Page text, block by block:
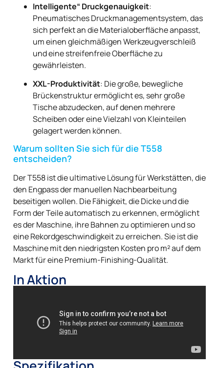
Intelligente“ Druckgenauigkeit:
Pneumatisches Druckmanagementsystem, das
sich perfekt an die Materialoberfläche anpasst,
um einen gleichmäßigen Werkzeugverschleiß
und eine streifenfreie Oberfläche zu
gewährleisten.
XXL-Produktivität: Die große, bewegliche
Brückenstruktur ermöglicht es, sehr große
Tische abzudecken, auf denen mehrere
Scheiben oder eine Vielzahl von Kleinteilen
gelagert werden können.
Warum sollten Sie sich für die T558
entscheiden?
Der T558 ist die ultimative Lösung für Werkstätten, die
den Engpass der manuellen Nachbearbeitung
beseitigen wollen. Die Fähigkeit, die Dicke und die
Form der Teile automatisch zu erkennen, ermöglicht
es der Maschine, ihre Bahnen zu optimieren und so
eine Rekordgeschwindigkeit zu erreichen. Sie ist die
Maschine mit den niedrigsten Kosten pro m² auf dem
Markt für eine Premium-Finishing-Qualität.
In Aktion